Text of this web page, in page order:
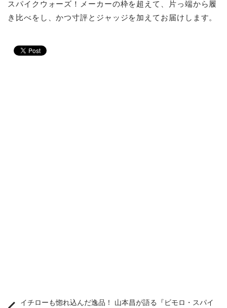
スパイクウォーズ！メーカーの枠を超えて、片っ端から履
き比べをし、かつ寸評とジャッジを加えてお届けします。
イチローも惚れ込んだ逸品！ 山本昌が語る『ビモロ・スパイ